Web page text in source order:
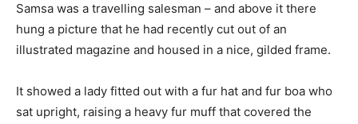
Samsa was a travelling salesman – and above it there
hung a picture that he had recently cut out of an
illustrated magazine and housed in a nice, gilded frame.
It showed a lady fitted out with a fur hat and fur boa who
sat upright, raising a heavy fur muff that covered the